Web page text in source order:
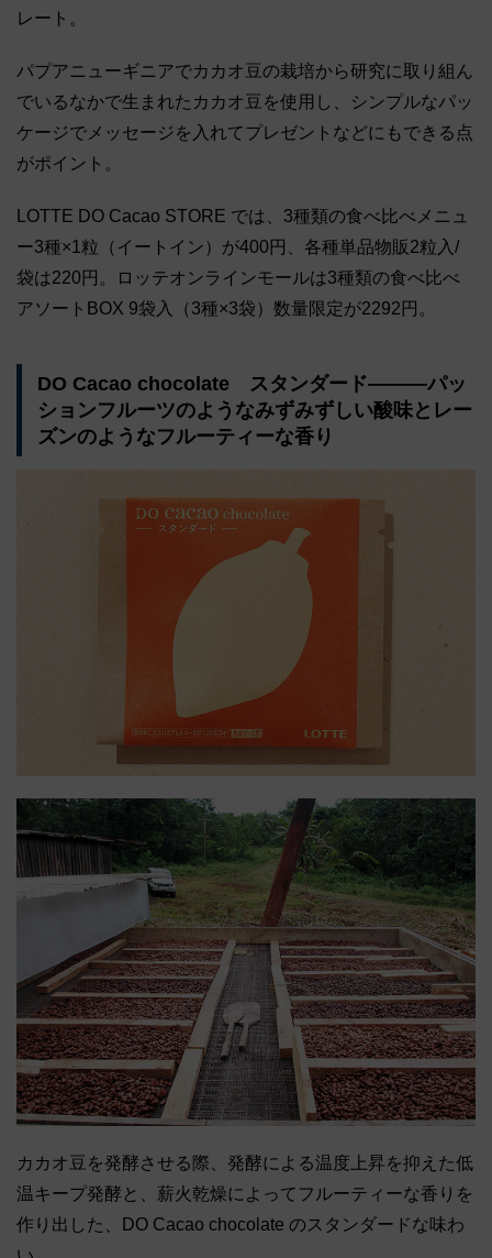
レート。
パプアニューギニアでカカオ豆の栽培から研究に取り組ん
でいるなかで生まれたカカオ豆を使用し、シンプルなパッ
ケージでメッセージを入れてプレゼントなどにもできる点
がポイント。
LOTTE DO Cacao STORE では、3種類の⾷べ⽐べメニュ
ー3種×1粒（イートイン）が400円、各種単品物販2粒⼊/
袋は220円。ロッテオンラインモールは3種類の⾷べ⽐べ
アソートBOX 9袋⼊（3種×3袋）数量限定が2292円。
DO Cacao chocolate スタンダード―――パッ
ションフルーツのようなみずみずしい酸味とレー
ズンのようなフルーティーな香り
カカオ豆を発酵させる際、発酵による温度上昇を抑えた低
温キープ発酵と、薪火乾燥によってフルーティーな香りを
作り出した、DO Cacao chocolate のスタンダードな味わ